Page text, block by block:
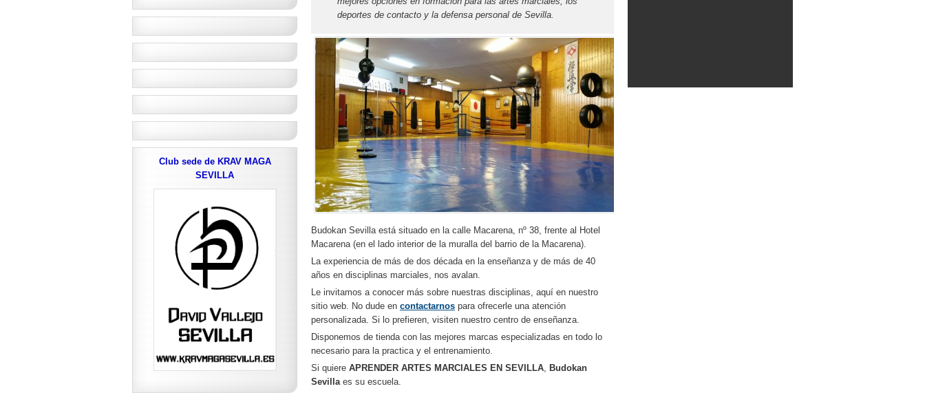
deportes de contacto y la defensa personal de Sevilla.
Budokan Sevilla está situado en la calle Macarena, nº 38, frente al Hotel
Macarena (en el lado interior de la muralla del barrio de la Macarena).
La experiencia de más de dos década en la enseñanza y de más de 40
años en disciplinas marciales, nos avalan.
Le invitamos a conocer más sobre nuestras disciplinas, aquí en nuestro
sitio web. No dude en contactarnos para ofrecerle una atención
personalizada. Si lo prefieren, visiten nuestro centro de enseñanza.
Disponemos de tienda con las mejores marcas especializadas en todo lo
necesario para la practica y el entrenamiento.
Si quiere APRENDER ARTES MARCIALES EN SEVILLA, Budokan
Sevillaes su escuela.
Club sede de KRAV MAGA
SEVILLA